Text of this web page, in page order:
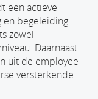
een actieve
en begeleiding
zowel
Daarnaast
uit de employee
versterkende